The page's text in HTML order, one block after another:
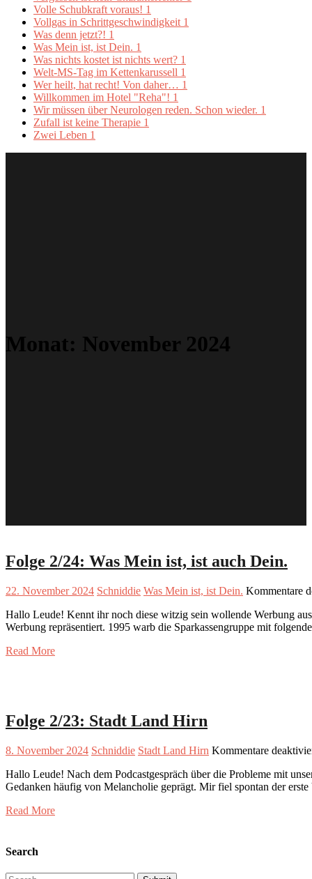
Volle Schubkraft voraus! 1
Vollgas in Schrittgeschwindigkeit 1
Was denn jetzt?! 1
Was Mein ist, ist Dein. 1
Was nichts kostet ist nichts wert? 1
Welt-MS-Tag im Kettenkarussell 1
Wer heilt, hat recht! Von daher… 1
Willkommen im Hotel "Reha"! 1
Wir müssen über Neurologen reden. Schon wieder. 1
Zufall ist keine Therapie 1
Zwei Leben 1
Monat: November 2024
Folge 2/24: Was Mein ist, ist auch Dein.
22. November 2024 Schniddie Was Mein ist, ist Dein. Kommentare
Hallo Leude! Kennt ihr noch diese witzig sein wollende Werbung
Werbung repräsentiert. 1995 warb die Sparkassengruppe mit
Read More
Folge 2/23: Stadt Land Hirn
8. November 2024 Schniddie Stadt Land Hirn Kommentare
Hallo Leude! Nach dem Podcastgespräch über die Probleme mit
Gedanken häufig von Melancholie geprägt. Mir fiel spontan der
Read More
Search